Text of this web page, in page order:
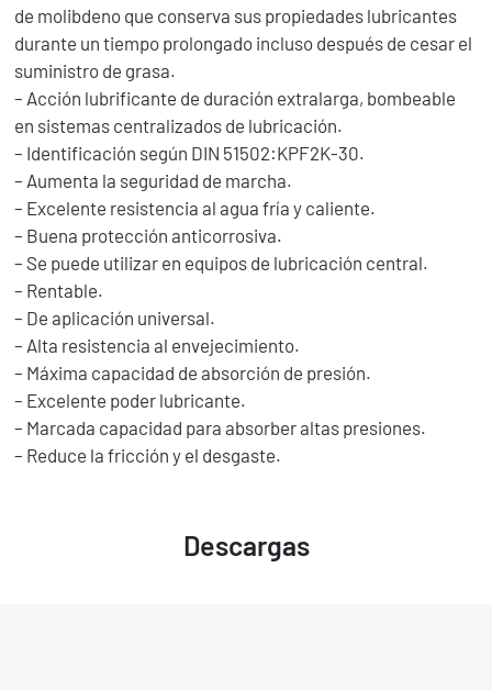
Descargas
de molibdeno que conserva sus propiedades lubricantes
durante un tiempo prolongado incluso después de cesar el
suministro de grasa.
– Acción lubrificante de duración extralarga, bombeable
en sistemas centralizados de lubricación.
– Identificación según DIN 51502:KPF2K-30.
– Aumenta la seguridad de marcha.
– Excelente resistencia al agua fría y caliente.
– Buena protección anticorrosiva.
– Se puede utilizar en equipos de lubricación central.
– Rentable.
– De aplicación universal.
– Alta resistencia al envejecimiento.
– Máxima capacidad de absorción de presión.
– Excelente poder lubricante.
– Marcada capacidad para absorber altas presiones.
– Reduce la fricción y el desgaste.